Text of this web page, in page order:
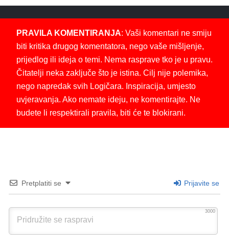
PRAVILA KOMENTIRANJA: Vaši komentari ne smiju
biti kritika drugog komentatora, nego vaše mišljenje,
prijedlog ili ideja o temi. Nema rasprave tko je u pravu.
Čitatelji neka zaključe što je istina. Cilj nije polemika,
nego napredak svih Logičara. Inspiracija, umjesto
uvjeravanja. Ako nemate ideju, ne komentirajte. Ne
budete li respektirali pravila, biti će te blokirani.
Pretplatiti se Prijavite se
3000